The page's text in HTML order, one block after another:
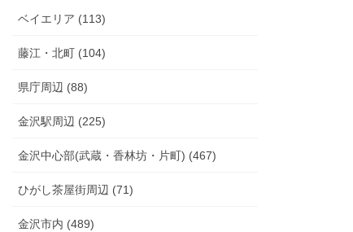
ベイエリア (113)
藤江・北町 (104)
県庁周辺 (88)
金沢駅周辺 (225)
金沢中心部(武蔵・香林坊・片町) (467)
ひがし茶屋街周辺 (71)
金沢市内 (489)